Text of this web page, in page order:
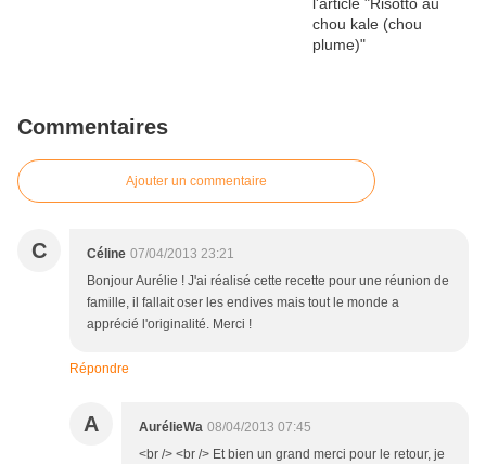
Commentaires
Ajouter un commentaire
C Céline 07/04/2013 23:21
Bonjour Aurélie ! J'ai réalisé cette recette pour une réunion de
famille, il fallait oser les endives mais tout le monde a
apprécié l'originalité. Merci !
Répondre
A AurélieWa 08/04/2013 07:45
<br /> <br /> Et bien un grand merci pour le retour, je